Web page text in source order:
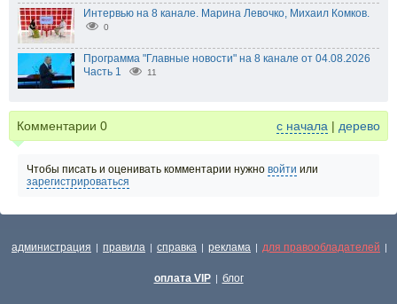
Интервью на 8 канале. Марина Левочко, Михаил Комков.
0
Программа "Главные новости" на 8 канале от 04.08.2026
Часть 1
11
Комментарии 0 с начала | дерево
Чтобы писать и оценивать комментарии нужно войти или
зарегистрироваться
администрация | правила | справка | реклама | для правообладателей |
оплата VIP | блог